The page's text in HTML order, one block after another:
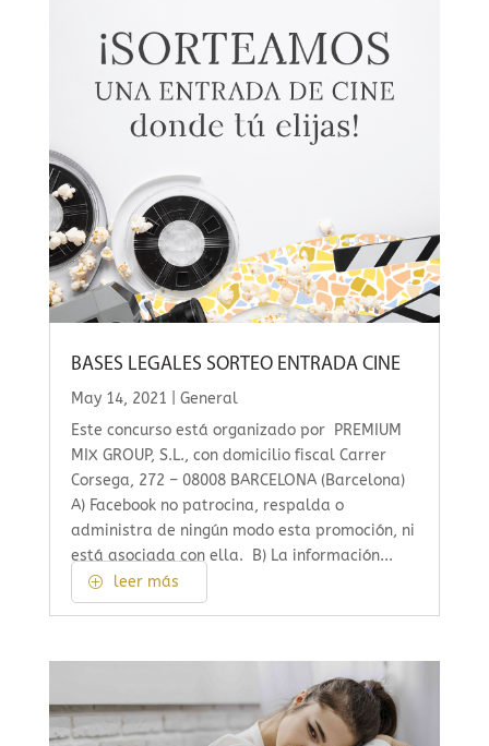
BASES LEGALES SORTEO ENTRADA CINE
May 14, 2021
General
Este concurso está organizado por PREMIUM
MIX GROUP, S.L., con domicilio fiscal Carrer
Corsega, 272 – 08008 BARCELONA (Barcelona)
A) Facebook no patrocina, respalda o
administra de ningún modo esta promoción, ni
está asociada con ella. B) La información...
leer más